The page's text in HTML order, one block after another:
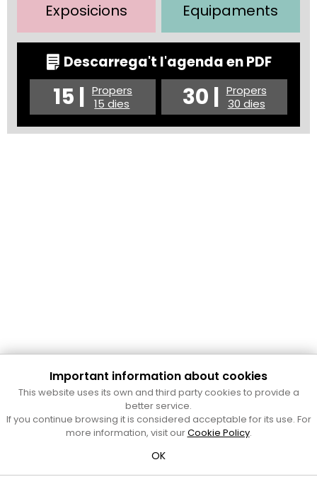
Exposicions Equipaments
Descarrega't l'agenda en PDF
15 | Propers
15 dies
30 | Propers
30 dies
Cultura Mataró
Ajuntament de Mataró
C. de Sant Josep, 9 (Mataró, 08302)
Horari d'obertura: dilluns, dimecres i divendres de 10 a 13 h.
al telèfon al 93 758 23 61
Bústia ciutadana
Important information about cookies
This website uses its own and third party cookies to provide a
better service.
If you continue browsing it is considered acceptable for its use. For
more information, visit ourCookie Policy.
OK